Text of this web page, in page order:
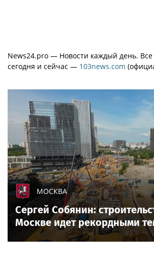
News24.pro — Новости каждый день.
сегодня и сейчас — 103news.com
МОСКВА
Сергей Собянин:
Москве идет рекордными